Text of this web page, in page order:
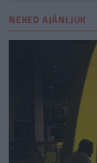
NEKED AJÁNLJUK